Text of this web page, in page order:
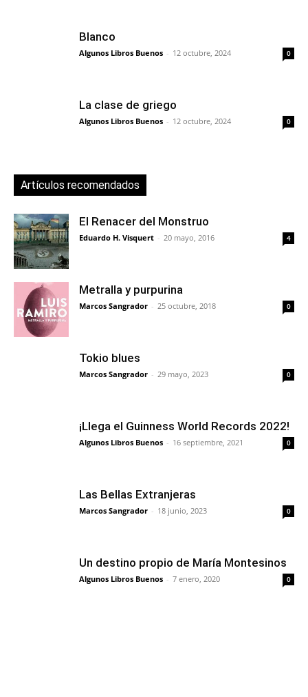
Blanco
Algunos Libros Buenos - 12 octubre, 2024 0
La clase de griego
Algunos Libros Buenos - 12 octubre, 2024 0
Artículos recomendados
El Renacer del Monstruo
Eduardo H. Visquert - 20 mayo, 2016 4
Metralla y purpurina
Marcos Sangrador - 25 octubre, 2018 0
Tokio blues
Marcos Sangrador - 29 mayo, 2023 0
¡Llega el Guinness World Records 2022!
Algunos Libros Buenos - 16 septiembre, 2021 0
Las Bellas Extranjeras
Marcos Sangrador - 18 junio, 2023 0
Un destino propio de María Montesinos
Algunos Libros Buenos - 7 enero, 2020 0